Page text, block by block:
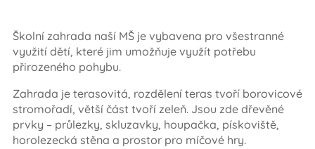
Školní zahrada naší MŠ je vybavena pro všestranné
využití dětí, které jim umožňuje využít potřebu
přirozeného pohybu.
Zahrada je terasovitá, rozdělení teras tvoří borovicové
stromořadí, větší část tvoří zeleň. Jsou zde dřevěné
prvky – průlezky, skluzavky, houpačka, pískoviště,
horolezecká stěna a prostor pro míčové hry.